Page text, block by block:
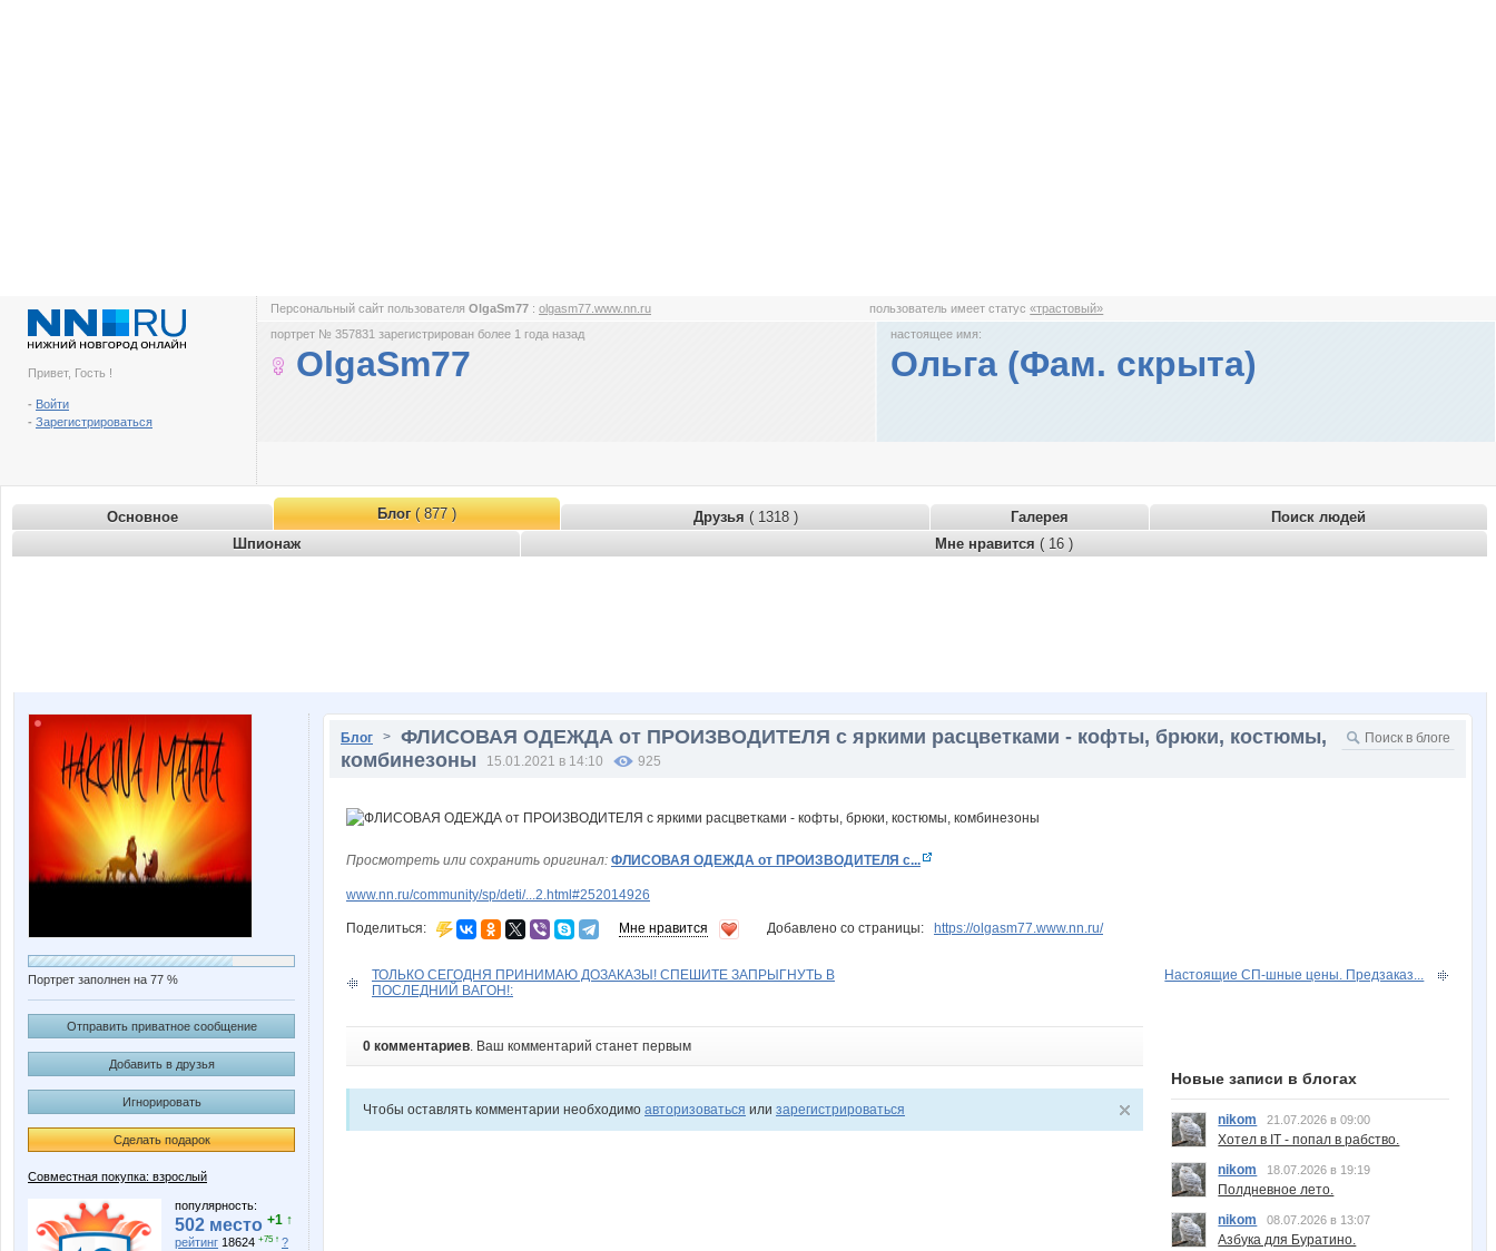
Привет, Гость !
- Войти
- Зарегистрироваться
Персональный сайт пользователя OlgaSm77 : olgasm77.www.nn.ru пользователь имеет статус«трастовый»
портрет № 357831 зарегистрирован более 1 года назад
OlgaSm77
настоящее имя:
Ольга (Фам. скрыта)
Основное Блог( 877 ) Друзья ( 1318 ) Галерея
Поиск людей
Шпионаж
Мне нравится ( 16 )
Портрет заполнен на 77 %
Отправить приватное сообщение
Добавить в друзья
Игнорировать
Сделать подарок
Совместная покупка: взрослый
популярность:
502 место +1 ↑
рейтинг 18624 +75 ↑ ?
Блог > ФЛИСОВАЯ ОДЕЖДА от ПРОИЗВОДИТЕЛЯ с яркими расцветками - кофты, брюки, костюмы,
комбинезоны
15.01.2021 в 14:10 925
Просмотреть или сохранить оригинал: ФЛИСОВАЯ ОДЕЖДА от ПРОИЗВОДИТЕЛЯ с...
www.nn.ru/community/sp/deti/...2.html#252014926
Поделиться: Мне нравится Добавлено со страницы: https://olgasm77.www.nn.ru/
ТОЛЬКО СЕГОДНЯ ПРИНИМАЮ ДОЗАКАЗЫ! СПЕШИТЕ ЗАПРЫГНУТЬ В
ПОСЛЕДНИЙ ВАГОН!:
Настоящие СП-шные цены. Предзаказ...
0 комментариев. Ваш комментарий станет первым
Чтобы оставлять комментарии необходимо авторизоваться или зарегистрироваться
Новые записи в блогах
nikom 21.07.2026 в 09:00
Хотел в IT - попал в рабство.
nikom
18.07.2026 в 19:19
Полдневное лето.
nikom
08.07.2026 в 13:07
Азбука для Буратино.